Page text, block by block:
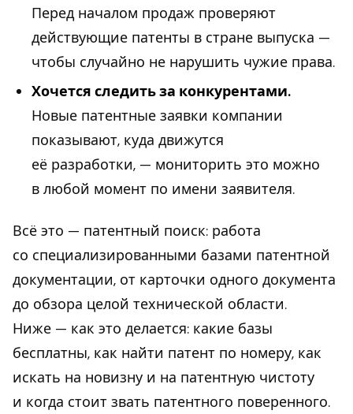
Перед началом продаж проверяют
действующие патенты в стране выпуска —
чтобы случайно не нарушить чужие права.
Хочется следить за конкурентами.
Новые патентные заявки компании
показывают, куда движутся
её разработки, — мониторить это можно
в любой момент по имени заявителя.
Всё это — патентный поиск: работа
со специализированными базами патентной
документации, от карточки одного документа
до обзора целой технической области.
Ниже — как это делается: какие базы
бесплатны, как найти патент по номеру, как
искать на новизну и на патентную чистоту
и когда стоит звать патентного поверенного.